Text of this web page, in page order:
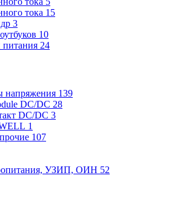
тока 15
3
10
питания 24
напряжения 139
DC/DC 28
DC/DC 3
1
107
УЗИП, ОИН 52